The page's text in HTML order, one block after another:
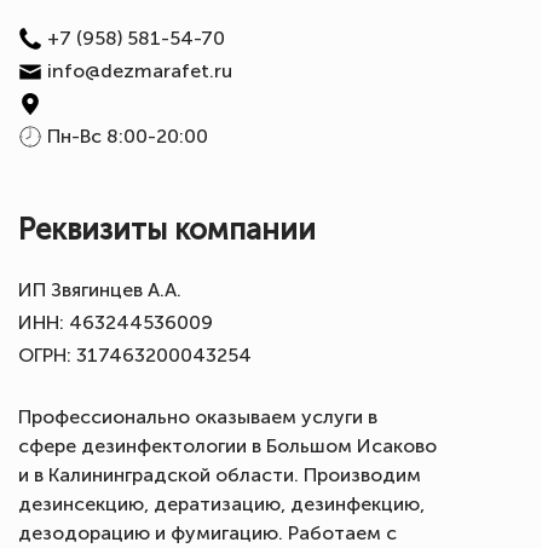
+7 (958) 581-54-70
info@dezmarafet.ru
Пн-Вс 8:00-20:00
Реквизиты компании
ИП Звягинцев А.А.
ИНН: 463244536009
ОГРН: 317463200043254
Профессионально оказываем услуги в
сфере дезинфектологии в Большом Исаково
и в Калининградской области. Производим
дезинсекцию, дератизацию, дезинфекцию,
дезодорацию и фумигацию. Работаем с